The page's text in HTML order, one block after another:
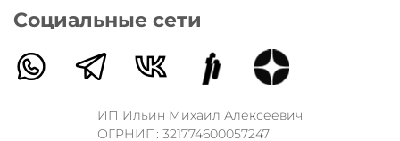
Социальные сети
ИП Ильин Михаил Алексеевич
ОГРНИП: 321774600057247